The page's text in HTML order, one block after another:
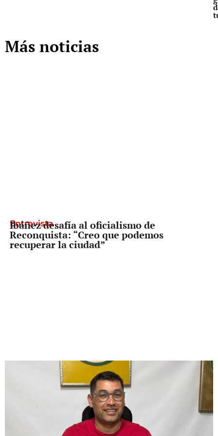
Más noticias
Entrevista
Ibáñez desafía al oficialismo de
Reconquista: “Creo que podemos
recuperar la ciudad”
La Corte dividida, pero con un mensaje
claro: el tope a las jubilaciones es